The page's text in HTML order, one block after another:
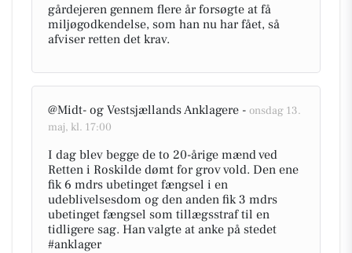
gårdejeren gennem flere år forsøgte at få
miljøgodkendelse, som han nu har fået, så
afviser retten det krav.
@Midt- og Vestsjællands Anklagere - onsdag 13.
maj, kl. 17:00
I dag blev begge de to 20-årige mænd ved
Retten i Roskilde dømt for grov vold. Den ene
fik 6 mdrs ubetinget fængsel i en
udeblivelsesdom og den anden fik 3 mdrs
ubetinget fængsel som tillægsstraf til en
tidligere sag. Han valgte at anke på stedet
#anklager